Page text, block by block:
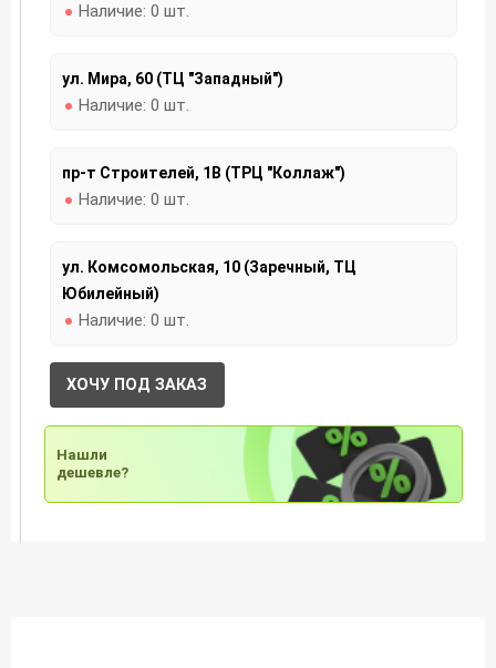
Наличие: 0 шт.
ул. Мира, 60 (ТЦ "Западный")
Наличие: 0 шт.
пр-т Строителей, 1В (ТРЦ "Коллаж")
Наличие: 0 шт.
ул. Комсомольская, 10 (Заречный, ТЦ
Юбилейный)
Наличие: 0 шт.
ХОЧУ ПОД ЗАКАЗ
Нашли
дешевле?